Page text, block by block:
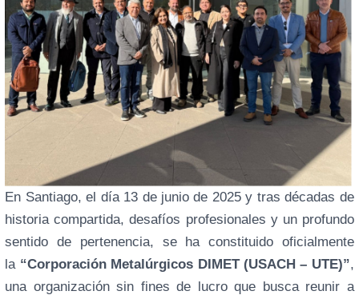
En Santiago, el día 13 de junio de 2025 y tras décadas de
historia compartida, desafíos profesionales y un profundo
sentido de pertenencia, se ha constituido oficialmente
la “Corporación Metalúrgicos DIMET (USACH – UTE)”,
una organización sin fines de lucro que busca reunir a